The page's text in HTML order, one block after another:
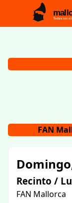
Todas las
FAN
Recinto /
FAN Mallorca